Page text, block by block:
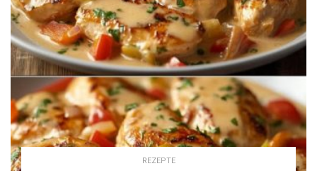
REZEPTE